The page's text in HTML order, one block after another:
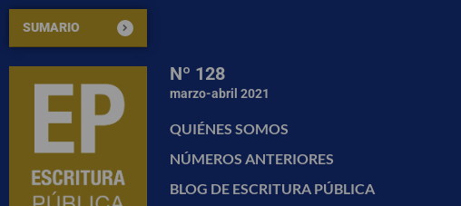
SUMARIO
Nº 128
marzo-abril 2021
QUIÉNES SOMOS
NÚMEROS ANTERIORES
BLOG DE ESCRITURA PÚBLICA